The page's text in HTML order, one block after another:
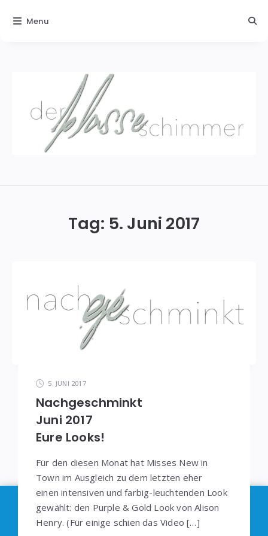
Tag: 5. Juni 2017
5. JUNI 2017
Nachgeschminkt
Juni 2017
Eure Looks!
Für den diesen Monat hat Misses New in
Town im Ausgleich zu dem letzten eher
einen intensiven und farbig-leuchtenden Look
gewählt: den Purple & Gold Look von Alison
Henry. (Für einige schien das Video […]
Menu
Im Sinne der DSGVO: Die Erfassung Deiner Daten
durchGoogle Analyticskönnen Sie durch